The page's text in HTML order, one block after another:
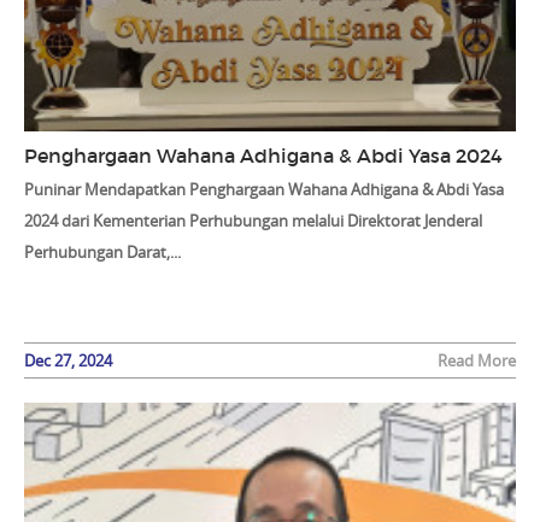
Penghargaan Wahana Adhigana & Abdi Yasa 2024
Puninar Mendapatkan Penghargaan Wahana Adhigana & Abdi Yasa
2024 dari Kementerian Perhubungan melalui Direktorat Jenderal
Perhubungan Darat,...
Dec 27, 2024 Read More